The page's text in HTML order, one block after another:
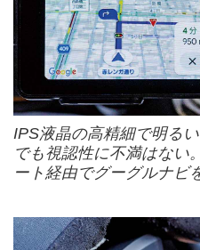
IPS液晶の高精細で明る
でも視認性に不満はない
ート経由でグーグルナビ